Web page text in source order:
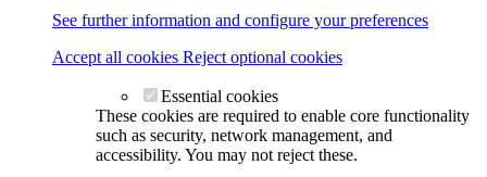
See further information and configure your preferences
Accept all cookies Reject optional cookies
Essential cookies
These cookies are required to enable core functionality
such as security, network management, and
accessibility. You may not reject these.